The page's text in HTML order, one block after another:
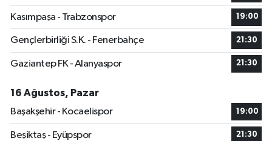
Kasımpaşa - Trabzonspor 19:00
Gençlerbirliği S.K. - Fenerbahçe 21:30
Gaziantep FK - Alanyaspor 21:30
16 Ağustos, Pazar
Başakşehir - Kocaelispor
19:00
Beşiktaş - Eyüpspor 21:30